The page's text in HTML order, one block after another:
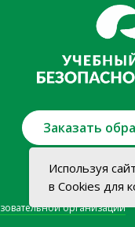
Заказать
организации
Используя
в Cookies для